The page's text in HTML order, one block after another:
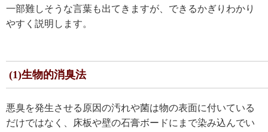
一部難しそうな言葉も出てきますが、できるかぎりわかり
やすく説明します。
(1)生物的消臭法
悪臭を発生させる原因の汚れや菌は物の表面に付いている
だけではなく、床板や壁の石膏ボードにまで染み込んでい